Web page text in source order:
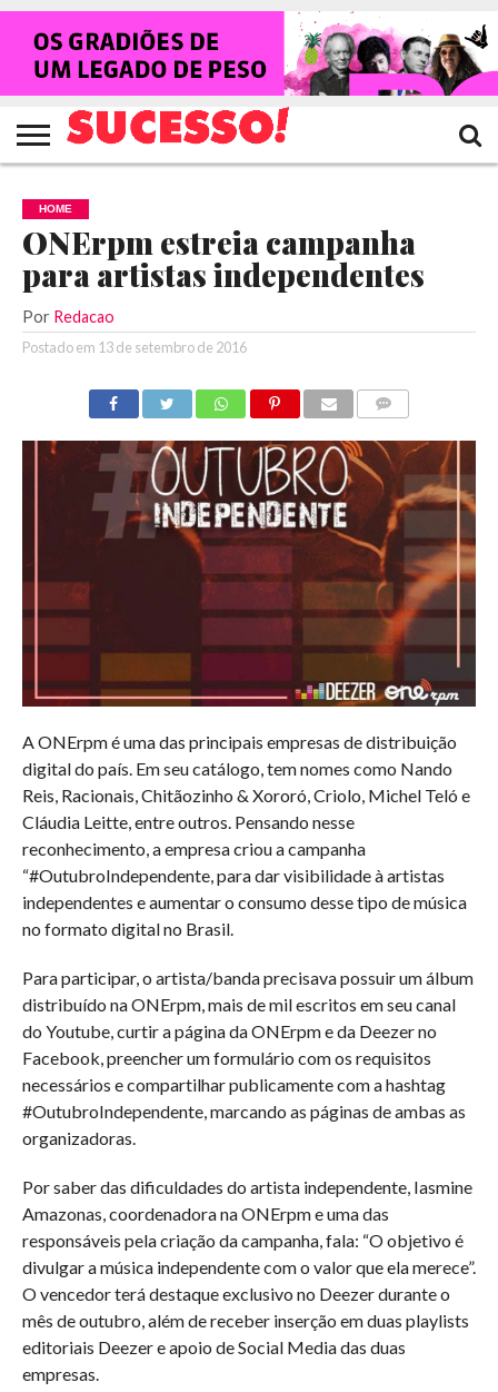
HOME
NOTÍCIAS
SHOWS
ENTREVISTAS
CLIQUES
RANKING
CROWLEY
TV
SUCESSO!
REVISTA
SUCESSO!
HOME
ONErpm estreia campanha
para artistas independentes
Por Redacao
Postado em 13 de setembro de 2016
A ONErpm é uma das principais empresas de distribuição
digital do país. Em seu catálogo, tem nomes como Nando
Reis, Racionais, Chitãozinho & Xororó, Criolo, Michel Teló e
Cláudia Leitte, entre outros. Pensando nesse
reconhecimento, a empresa criou a campanha
“#OutubroIndependente, para dar visibilidade à artistas
independentes e aumentar o consumo desse tipo de música
no formato digital no Brasil.
Para participar, o artista/banda precisava possuir um álbum
distribuído na ONErpm, mais de mil escritos em seu canal
do Youtube, curtir a página da ONErpm e da Deezer no
Facebook, preencher um formulário com os requisitos
necessários e compartilhar publicamente com a hashtag
#OutubroIndependente, marcando as páginas de ambas as
organizadoras.
Por saber das dificuldades do artista independente, Iasmine
Amazonas, coordenadora na ONErpm e uma das
responsáveis pela criação da campanha, fala: “O objetivo é
divulgar a música independente com o valor que ela merece”.
O vencedor terá destaque exclusivo no Deezer durante o
mês de outubro, além de receber inserção em duas playlists
editoriais Deezer e apoio de Social Media das duas
empresas.